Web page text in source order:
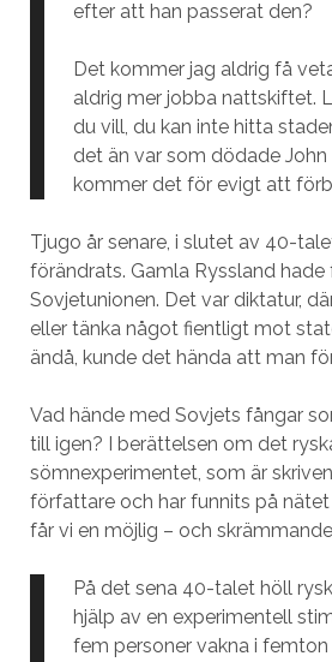
efter att han passerat den?
Det kommer jag aldrig få
aldrig mer jobba nattskiftet.
du vill, du kan inte hitta
det än var som dödade John
kommer det för evigt att
Tjugo år senare, i slutet av 40-
förändrats. Gamla Ryssland
Sovjetunionen. Det var diktatur,
eller tänka något fientligt mot
ändå, kunde det hända att man
Vad hände med Sovjets fångar
till igen? I berättelsen om det
sömnexperimentet, som är
författare och har funnits på
får vi en möjlig – och
På det sena 40-talet höll
hjälp av en experimentell
fem personer vakna i